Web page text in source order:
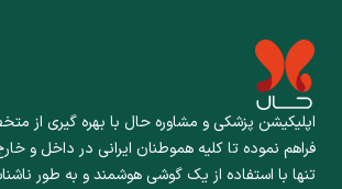
اپلیکیشن پزشکی و مشاوره حال با بهره گیری از
فراهم نموده تا کلیه هموطنان ایرانی در داخل و
تنها با استفاده از یک گوشی هوشمند و به طور